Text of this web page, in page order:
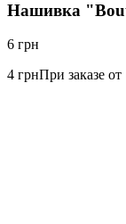
Нашивка
6 грн
4 грнПри заказе